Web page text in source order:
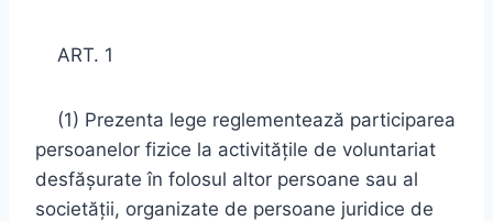
ART. 1
(1) Prezenta lege reglementează participarea
persoanelor fizice la activităţile de voluntariat
desfăşurate în folosul altor persoane sau al
societăţii, organizate de persoane juridice de